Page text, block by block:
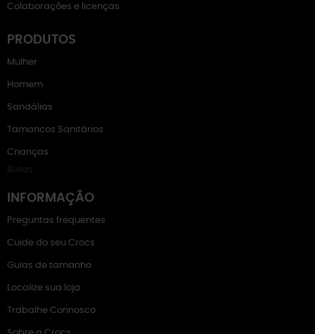
Colaborações e licenças
PRODUTOS
Mulher
Homem
Sandálias
Tamancos Sanitários
Crianças
Botas
INFORMAÇÃO
Preguntas frequentes
Cuide do seu Crocs
Guias de tamanho
Localize sua loja
Trabalhe Connosco